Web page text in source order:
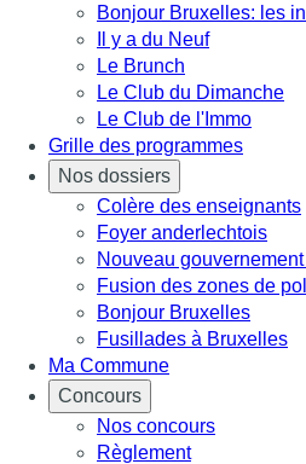
Bonjour Bruxelles: les
Il y a du Neuf
Le Brunch
Le Club du Dimanche
Le Club de l'Immo
Grille des programmes
Nos dossiers
Colère des enseignants
Foyer anderlechtois
Nouveau
Fusion des zones de
Bonjour Bruxelles
Fusillades à Bruxelles
Ma Commune
Concours
Nos concours
Règlement